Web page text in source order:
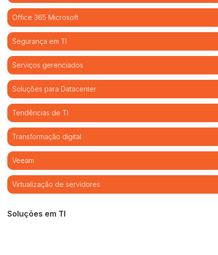
Office 365 Microsoft
Segurança em TI
Serviços gerenciados
Soluções para Datacenter
Tendências de TI
Transformação digital
Veeam
Virtualização de servidores
Soluções em TI